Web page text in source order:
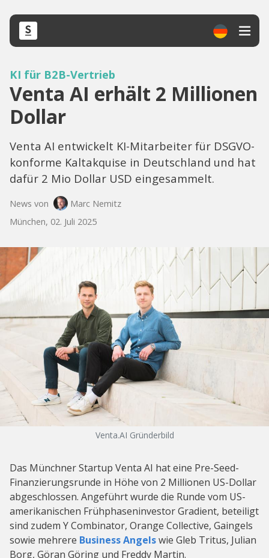
KI für B2B-Vertrieb
Venta AI erhält 2 Millionen
Dollar
Venta AI entwickelt KI-Mitarbeiter für DSGVO-
konforme Kaltakquise in Deutschland und hat
dafür 2 Mio Dollar USD eingesammelt.
News von
Marc Nemitz
München, 02. Juli 2025
Venta.AI Gründerbild
Das Münchner Startup Venta AI hat eine Pre-Seed-
Finanzierungsrunde in Höhe von 2 Millionen US-Dollar
abgeschlossen. Angeführt wurde die Runde vom US-
amerikanischen Frühphaseninvestor Gradient, beteiligt
sind zudem Y Combinator, Orange Collective, Gaingels
sowie mehrere Business Angelswie Gleb Tritus, Julian
Borg, Göran Göring und Freddy Martin.